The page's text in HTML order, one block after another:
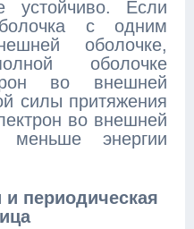
устойчиво. Если
с одним
оболочке,
оболочке
во внешней
силы притяжения
во внешней
меньше энергии
периодическая